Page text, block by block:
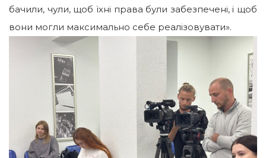
бачили, чули, щоб їхні права були забезпечені, і щоб
вони могли максимально себе реалізовувати».